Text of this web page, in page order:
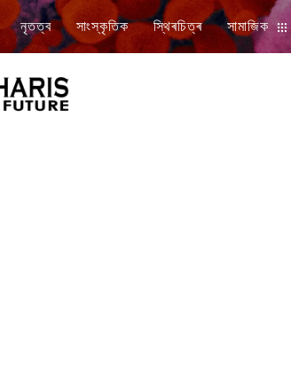
নৃতত্ব সাংস্কৃতিক স্থিৰচিত্ৰ সামাজিক